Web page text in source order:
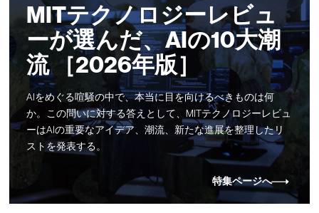
MITテクノロジーレビュ
ーが選んだ、AIの10大潮
流 ［2026年版］
AIをめぐる喧騒の中で、本当に目を向けるべきものは何
か。この問いに対する答えとして、MITテクノロジーレビュ
ーはAIの重要なアイデア、潮流、新たな進展を整理したリ
ストを発表する。
特集ページへ